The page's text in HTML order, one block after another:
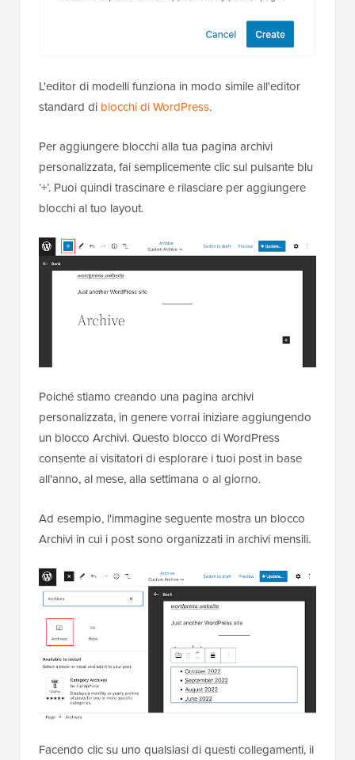
L'editor di modelli funziona in modo simile all'editor
standard di blocchi di WordPress.
Per aggiungere blocchi alla tua pagina archivi
personalizzata, fai semplicemente clic sul pulsante blu
‘+’. Puoi quindi trascinare e rilasciare per aggiungere
blocchi al tuo layout.
Poiché stiamo creando una pagina archivi
personalizzata, in genere vorrai iniziare aggiungendo
un blocco Archivi. Questo blocco di WordPress
consente ai visitatori di esplorare i tuoi post in base
all'anno, al mese, alla settimana o al giorno.
Ad esempio, l'immagine seguente mostra un blocco
Archivi in cui i post sono organizzati in archivi mensili.
Facendo clic su uno qualsiasi di questi collegamenti, il